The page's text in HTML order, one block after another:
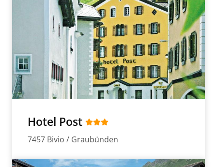
Hotel Post
7457 Bivio / Graubünden